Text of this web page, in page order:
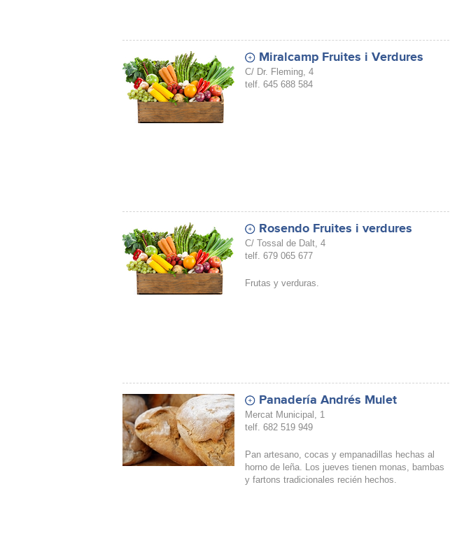
Miralcamp Fruites i Verdures
C/ Dr. Fleming, 4
telf. 645 688 584
Rosendo Fruites i verdures
C/ Tossal de Dalt, 4
telf. 679 065 677
Frutas y verduras.
Panadería Andrés Mulet
Mercat Municipal, 1
telf. 682 519 949
Pan artesano, cocas y empanadillas hechas al
horno de leña. Los jueves tienen monas, bambas
y fartons tradicionales recién hechos.